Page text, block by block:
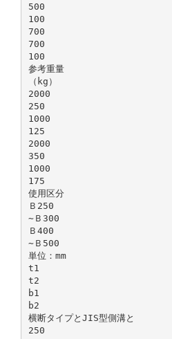
500
100
700
700
100
参考重量
（kg）
2000
250
1000
125
2000
350
1000
175
使用区分
Ｂ250
∼Ｂ300
Ｂ400
∼Ｂ500
単位：mm
t1
t2
b1
b2
横断タイプとJIS型側溝と
250